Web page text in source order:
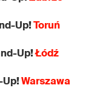
Up!Toruń
Up!Łódź
Up!Warszawa